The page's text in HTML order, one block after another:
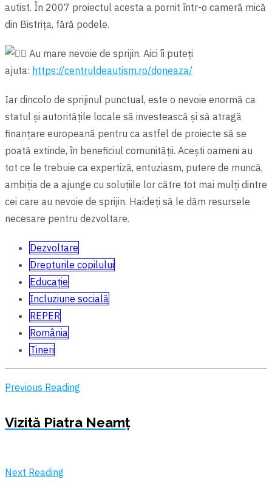
autist. În 2007 proiectul acesta a pornit într-o cameră mică
din Bistrița, fără podele.
Au mare nevoie de sprijin. Aici îi puteți
ajuta: https://centruldeautism.ro/doneaza/
Iar dincolo de sprijinul punctual, este o nevoie enormă ca
statul şi autoritățile locale să investească şi să atragă
finanțare europeană pentru ca astfel de proiecte să se
poată extinde, în beneficiul comunității. Aceşti oameni au
tot ce le trebuie ca expertiză, entuziasm, putere de muncă,
ambiția de a ajunge cu soluțiile lor către tot mai mulți dintre
cei care au nevoie de sprijin. Haideți să le dăm resursele
necesare pentru dezvoltare.
Dezvoltare
Drepturile copilului
Educație
Incluziune socială
REPER
România
Tineri
Previous Reading
Vizită Piatra Neamț
Next Reading